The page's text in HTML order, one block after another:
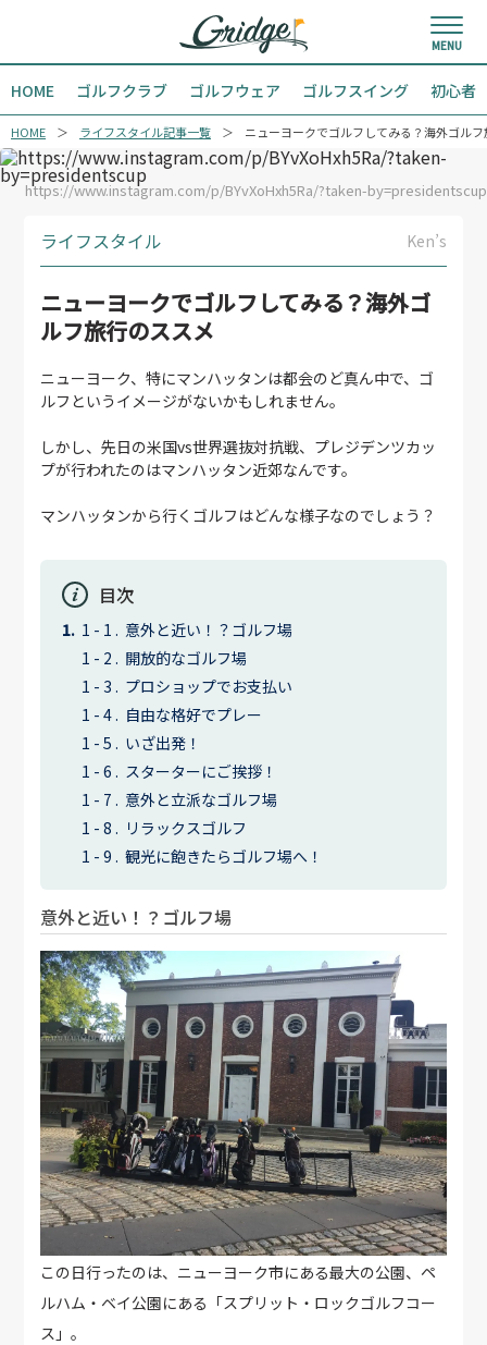
HOME ゴルフクラブ ゴルフウェア ゴルフスイング 初心者
HOME ライフスタイル記事一覧 ニューヨークでゴルフしてみる？海外ゴル
https://www.instagram.com/p/BYvXoHxh5Ra/?taken-by=presidentscup
ライフスタイル Ken’s
ニューヨークでゴルフしてみる？海外ゴ
ルフ旅行のススメ
ニューヨーク、特にマンハッタンは都会のど真ん中で、ゴ
ルフというイメージがないかもしれません。
しかし、先日の米国vs世界選抜対抗戦、プレジデンツカッ
プが行われたのはマンハッタン近郊なんです。
マンハッタンから行くゴルフはどんな様子なのでしょう？
目次
意外と近い！？ゴルフ場
開放的なゴルフ場
プロショップでお支払い
自由な格好でプレー
いざ出発！
スターターにご挨拶！
意外と立派なゴルフ場
リラックスゴルフ
観光に飽きたらゴルフ場へ！
意外と近い！？ゴルフ場
この日行ったのは、ニューヨーク市にある最大の公園、ペ
ルハム・ベイ公園にある「スプリット・ロックゴルフコー
ス」。